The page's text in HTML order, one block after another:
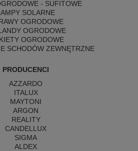
- SUFITOWE
SOLARNE
OGRODOWE
OGRODOWE
OGRODOWE
SCHODÓW ZEWNĘTRZNE
PRODUCENCI
AZZARDO
ITALUX
MAYTONI
ARGON
REALITY
CANDELLUX
SIGMA
ALDEX